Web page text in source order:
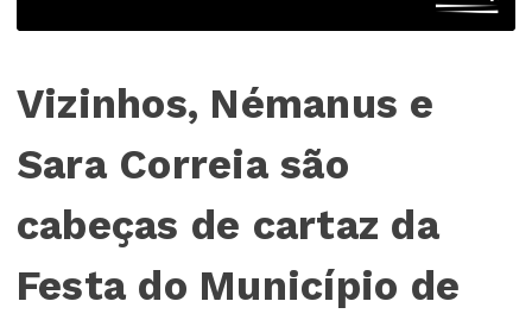
Vizinhos, Némanus e
Sara Correia são
cabeças de cartaz da
Festa do Município de